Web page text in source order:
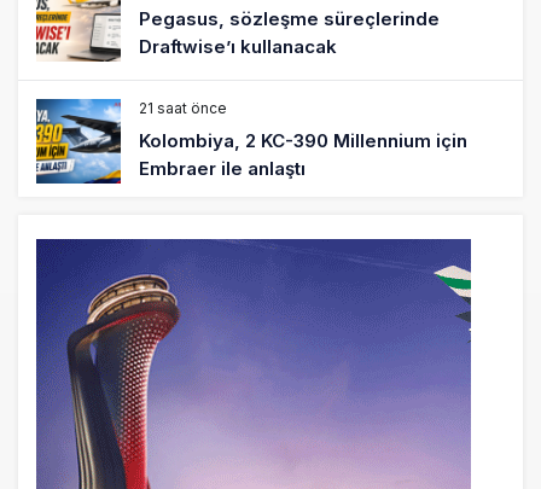
Pegasus, sözleşme süreçlerinde
Draftwise’ı kullanacak
21 saat önce
Kolombiya, 2 KC-390 Millennium için
Embraer ile anlaştı
Üniversite adayı avlanma ve aldanma!
Yazıcıoğlu Kazası 19 yıl sonra sil baştan
SHGM yönetiminin hiç mi kusuru yok?